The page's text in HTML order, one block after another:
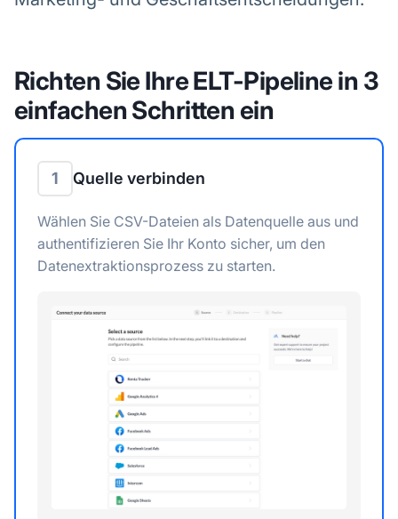
Richten Sie Ihre ELT-Pipeline in 3
einfachen Schritten ein
1 Quelle verbinden
Wählen Sie CSV-Dateien als Datenquelle aus und
authentifizieren Sie Ihr Konto sicher, um den
Datenextraktionsprozess zu starten.